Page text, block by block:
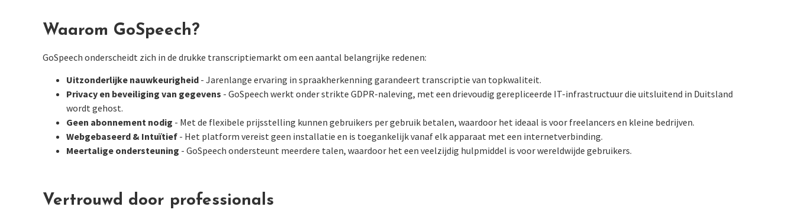
Waarom GoSpeech?
GoSpeech onderscheidt zich in de drukke transcriptiemarkt om een aantal belangrijke redenen:
Uitzonderlijke nauwkeurigheid - Jarenlange ervaring in spraakherkenning garandeert transcriptie van topkwaliteit.
Privacy en beveiliging van gegevens - GoSpeech werkt onder strikte GDPR-naleving, met een drievoudig gerepliceerde IT-infrastructuur die uitsluitend in Duitsland
wordt gehost.
Geen abonnement nodig - Met de flexibele prijsstelling kunnen gebruikers per gebruik betalen, waardoor het ideaal is voor freelancers en kleine bedrijven.
Webgebaseerd & Intuïtief - Het platform vereist geen installatie en is toegankelijk vanaf elk apparaat met een internetverbinding.
Meertalige ondersteuning - GoSpeech ondersteunt meerdere talen, waardoor het een veelzijdig hulpmiddel is voor wereldwijde gebruikers.
Vertrouwd door professionals